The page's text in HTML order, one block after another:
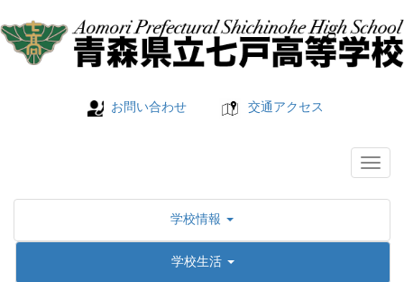
お問い合わせ 交通アクセス
学校情報
学校生活